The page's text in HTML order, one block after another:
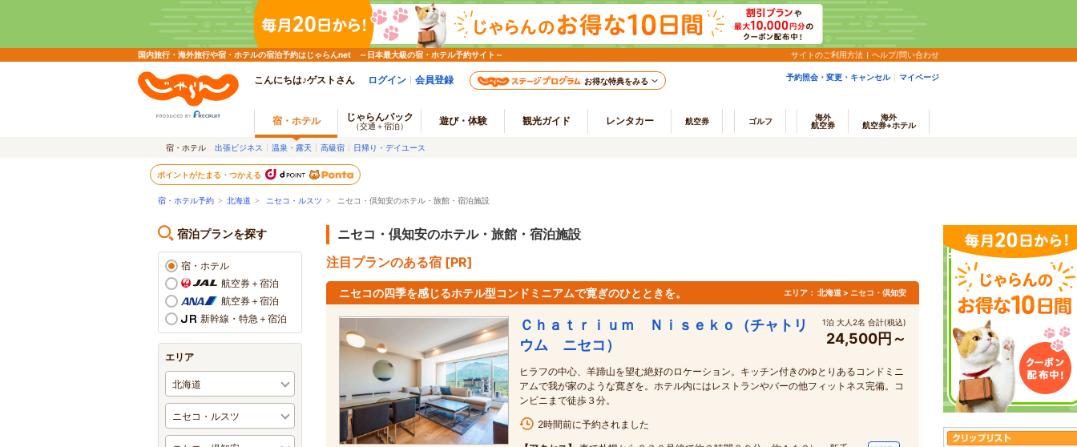
国内旅行・海外旅行や宿・ホテルの宿泊予約はじゃらんnet ～日本最大級の宿・ホテル予約サイト～ サイトのご利用方法 ヘルプ/問い合わせ
こんにちは♪ゲストさん ログイン 会員登録 お得な特典をみる 予約照会・変更・キャンセル マイページ
宿・ホテル じゃらんパック
（交通＋宿泊） 遊び・体験 観光ガイド レンタカー 航空券 ゴルフ
海外
航空券
海外
航空券+ホテル
宿・ホテル 出張ビジネス 温泉・露天 高級宿 日帰り・デイユース
ポイントがたまる・つかえる
宿・ホテル予約 > 北海道 > ニセコ・ルスツ > ニセコ・倶知安のホテル・旅館・宿泊施設
宿泊プランを探す
宿・ホテル
航空券＋宿泊
航空券＋宿泊
新幹線・特急＋宿泊
エリア
ニセコ・倶知安のホテル・旅館・宿泊施設
注目プランのある宿 [PR]
ニセコの四季を感じるホテル型コンドミニアムで寛ぎのひとときを。 エリア： 北海道 > ニセコ・倶知安
Ｃｈａｔｒｉｕｍ Ｎｉｓｅｋｏ（チャトリ
ウム ニセコ）
1泊 大人2名 合計(税込)
24,500円～
ヒラフの中心、羊蹄山を望む絶好のロケーション。キッチン付きのゆとりあるコンドミニ
アムで我が家のような寛ぎを。ホテル内にはレストランやバーの他フィットネス完備。コ
ンビニまで徒歩３分。
2時間前に予約されました